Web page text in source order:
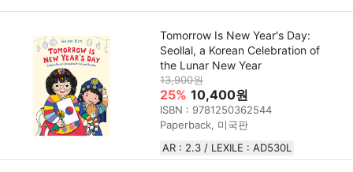
Tomorrow Is New Year's Day:
Seollal, a Korean Celebration of
the Lunar New Year
13,900원
25% 10,400원
ISBN : 9781250362544
Paperback, 미국판
AR : 2.3 / LEXILE : AD530L